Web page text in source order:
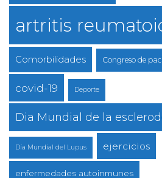
artritis
Comorbilidades Congreso de
covid-19 Deporte
Dia Mundial de la
Día Mundial del Lupus ejercicios
enfermedades autoinmunes